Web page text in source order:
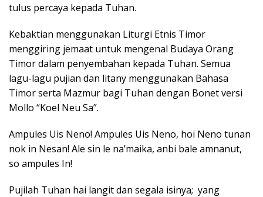
tulus percaya kepada Tuhan.
Kebaktian menggunakan Liturgi Etnis Timor
menggiring jemaat untuk mengenal Budaya Orang
Timor dalam penyembahan kepada Tuhan. Semua
lagu-lagu pujian dan litany menggunakan Bahasa
Timor serta Mazmur bagi Tuhan dengan Bonet versi
Mollo “Koel Neu Sa”.
Ampules Uis Neno! Ampules Uis Neno, hoi Neno tunan
nok in Nesan! Ale sin le na’maika, anbi bale amnanut,
so ampules In!
Pujilah Tuhan hai langit dan segala isinya; yang